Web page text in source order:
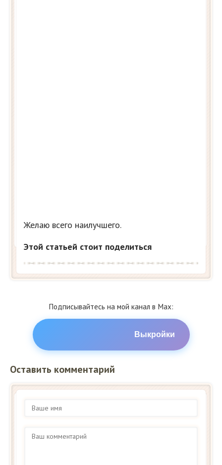
Желаю всего наилучшего.
Этой статьей стоит поделиться
Подписывайтесь на мой канал в Max:
Выкройки
Оставить комментарий